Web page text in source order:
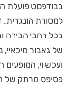
בבודפסט פועלת
למסורת הונגרית.
בכל רחבי הבירה
של גאבור
ועכשווי,
פסיפס מרתק של